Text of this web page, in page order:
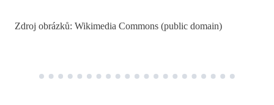
Zdroj obrázků: Wikimedia Commons (public domain)